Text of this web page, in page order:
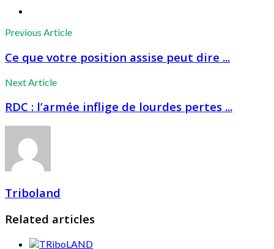
Previous Article
Ce que votre position assise peut dire ...
Next Article
RDC : l’armée inflige de lourdes pertes ...
Triboland
Related articles